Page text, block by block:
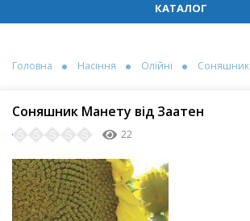
КАТАЛОГ
Головна Насіння Олійні Соняшник
Соняшник Манету від Заатен
22